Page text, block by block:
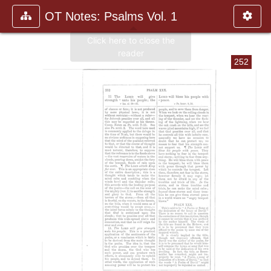
OT Notes: Psalms Vol. 1
252